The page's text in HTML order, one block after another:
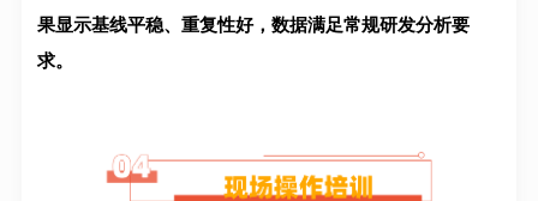
果显示基线平稳、重复性好，数据满足常规研发分析要
求。